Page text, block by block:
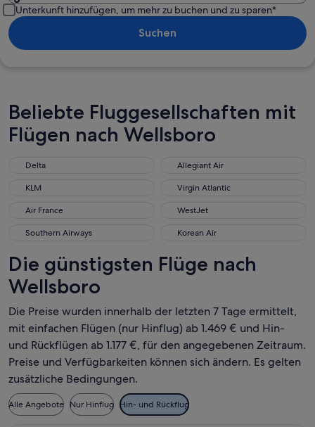
Unterkunft hinzufügen, um mehr zu buchen und zu sparen*
Suchen
Beliebte Fluggesellschaften mit
Flügen nach Wellsboro
Delta
Delta Allegiant Air
Allegiant Air
KLM
KLM Virgin Atlantic
Virgin Atlantic
Air France
Air France WestJet
WestJet
Southern Airways
Southern Airways Korean Air
Korean Air
Die günstigsten Flüge nach
Wellsboro
Die Preise wurden innerhalb der letzten 7 Tage ermittelt,
mit einfachen Flügen (nur Hinflug) ab 1.469 € und Hin-
und Rückflügen ab 1.177 €, für den angegebenen Zeitraum.
Preise und Verfügbarkeiten können sich ändern. Es gelten
zusätzliche Bedingungen.
Alle Angebote Nur Hinflug Hin- und Rückflug